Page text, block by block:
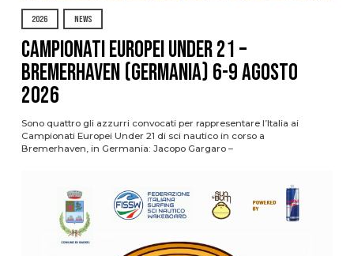
2026 NEWS
Campionati Europei Under 21 –
Bremerhaven (Germania) 6-9 agosto
2026
Sono quattro gli azzurri convocati per rappresentare l’Italia ai
Campionati Europei Under 21 di sci nautico in corso a
Bremerhaven, in Germania: Jacopo Gargaro –